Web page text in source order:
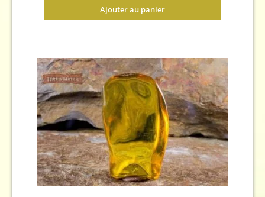
Ajouter au panier